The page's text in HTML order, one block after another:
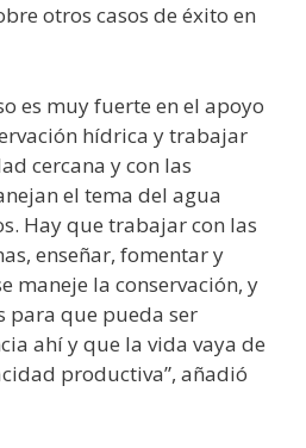
otros casos de éxito en
es muy fuerte en el apoyo
hídrica y trabajar
cercana y con las
el tema del agua
Hay que trabajar con las
enseñar, fomentar y
maneje la conservación, y
para que pueda ser
ahí y que la vida vaya de
productiva”, añadió